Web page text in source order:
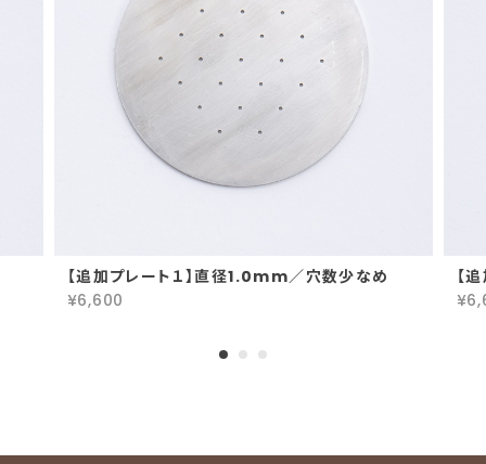
【追加プレート１】直径1.0mm／穴数少なめ
¥6,600
【